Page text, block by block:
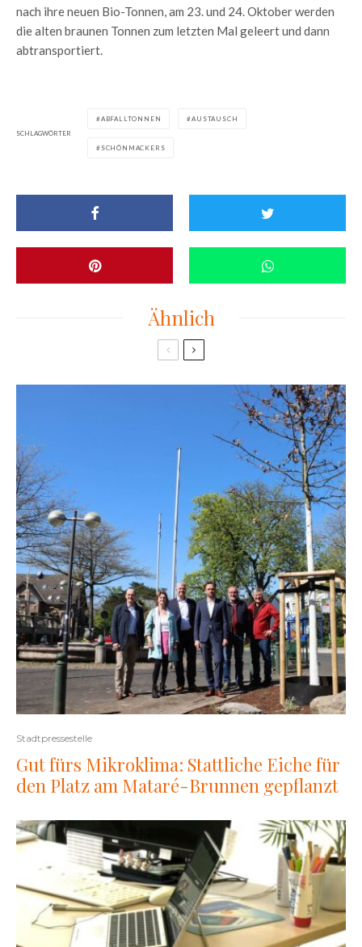
nach ihre neuen Bio-Tonnen, am 23. und 24. Oktober werden
die alten braunen Tonnen zum letzten Mal geleert und dann
abtransportiert.
SCHLAGWÖRTER
ABFALLTONNEN AUSTAUSCH
SCHÖNMACKERS
Ähnlich
Stadtpressestelle
Gut fürs Mikroklima: Stattliche Eiche für
den Platz am Mataré-Brunnen gepflanzt